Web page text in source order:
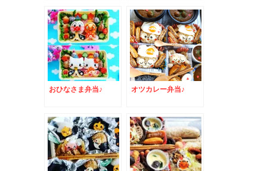
おひなさま弁当♪ オツカレー弁当♪